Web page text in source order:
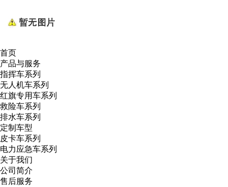
首页
产品与服务
指挥车系列
无人机车系列
红旗专用车系列
救险车系列
排水车系列
定制车型
皮卡车系列
电力应急车系列
关于我们
公司简介
售后服务